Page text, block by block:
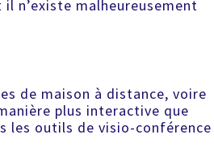
n’existe malheureusement
de maison à distance, voire
plus interactive que
les outils de visio-conférence